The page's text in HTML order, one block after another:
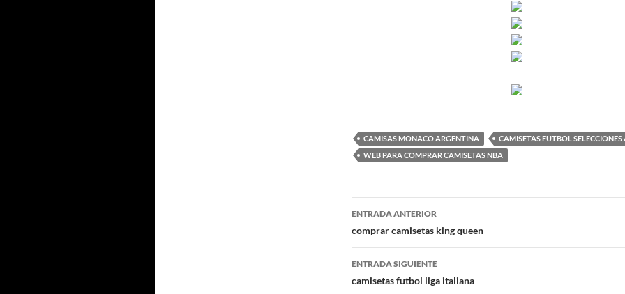
CAMISAS MONACO ARGENTINA
CAMISETAS FUTBOL
WEB PARA COMPRAR CAMISETAS NBA
Navegación
de
entradas
ENTRADA ANTERIOR
comprar camisetas king queen
ENTRADA SIGUIENTE
camisetas futbol liga italiana